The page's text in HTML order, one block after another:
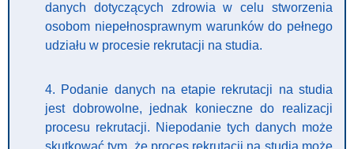
danych dotyczących zdrowia w celu stworzenia
osobom niepełnosprawnym warunków do pełnego
udziału w procesie rekrutacji na studia.
4. Podanie danych na etapie rekrutacji na studia
jest dobrowolne, jednak konieczne do realizacji
procesu rekrutacji. Niepodanie tych danych może
skutkować tym, że proces rekrutacji na studia może